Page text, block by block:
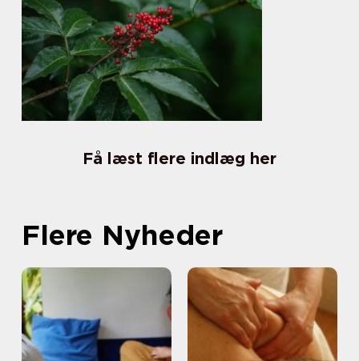
Få læst flere indlæg her
Flere Nyheder